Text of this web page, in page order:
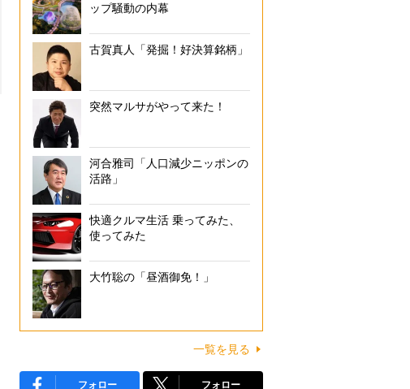
ップ騒動の内幕
古賀真人「発掘！好決算銘柄」
突然マルサがやって来た！
河合雅司「人口減少ニッポンの
活路」
快適クルマ生活 乗ってみた、
使ってみた
大竹聡の「昼酒御免！」
一覧を見る
フォロー フォロー